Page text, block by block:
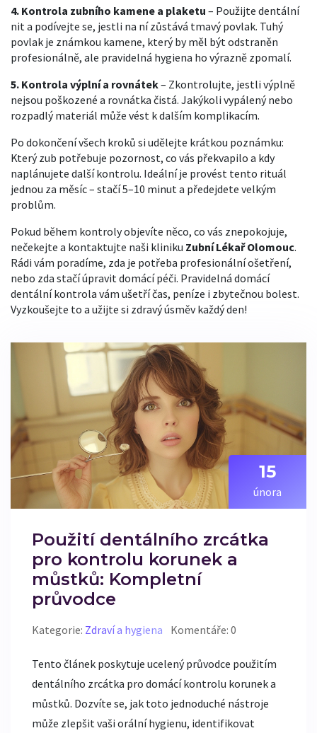
4. Kontrola zubního kamene a plaketu – Použijte dentální
nit a podívejte se, jestli na ní zůstává tmavý povlak. Tuhý
povlak je známkou kamene, který by měl být odstraněn
profesionálně, ale pravidelná hygiena ho výrazně zpomalí.
5. Kontrola výplní a rovnátek– Zkontrolujte, jestli výplně
nejsou poškozené a rovnátka čistá. Jakýkoli vypálený nebo
rozpadlý materiál může vést k dalším komplikacím.
Po dokončení všech kroků si udělejte krátkou poznámku:
Který zub potřebuje pozornost, co vás překvapilo a kdy
naplánujete další kontrolu. Ideální je provést tento rituál
jednou za měsíc – stačí 5–10 minut a předejdete velkým
problům.
Pokud během kontroly objevíte něco, co vás znepokojuje,
nečekejte a kontaktujte naši kliniku Zubní Lékař Olomouc.
Rádi vám poradíme, zda je potřeba profesionální ošetření,
nebo zda stačí úpravit domácí péči. Pravidelná domácí
dentální kontrola vám ušetří čas, peníze i zbytečnou bolest.
Vyzkoušejte to a užijte si zdravý úsměv každý den!
15
února
Použití dentálního zrcátka
pro kontrolu korunek a
můstků: Kompletní
průvodce
Kategorie: Zdraví a hygiena Komentáře: 0
Tento článek poskytuje ucelený průvodce použitím
dentálního zrcátka pro domácí kontrolu korunek a
můstků. Dozvíte se, jak toto jednoduché nástroje
může zlepšit vaši orální hygienu, identifikovat